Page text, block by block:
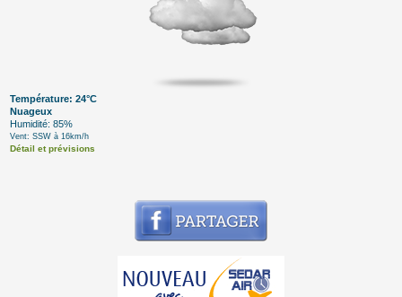
Température: 24°C
Nuageux
Humidité: 85%
Vent: SSW à 16km/h
Détail et prévisions